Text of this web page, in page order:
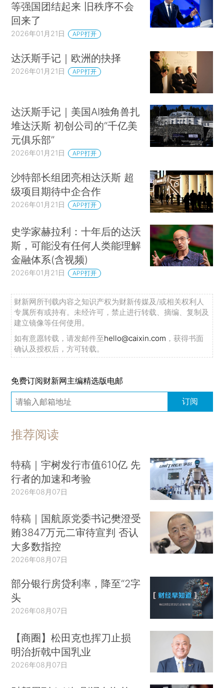
等强国团结起来 旧秩序不会
回来了
2026年01月21日 APP打开
达沃斯手记｜欧洲的抉择
2026年01月21日 APP打开
达沃斯手记｜美国AI独角兽扎
堆达沃斯 初创公司的“千亿美
元俱乐部”
2026年01月21日 APP打开
沙特部长组团亮相达沃斯 超
级项目期待中企合作
2026年01月21日 APP打开
史学家赫拉利：十年后的达沃
斯，可能没有任何人类能理解
金融体系(含视频)
2026年01月21日 APP打开
财新网所刊载内容之知识产权为财新传媒及/或相关权利人
专属所有或持有。未经许可，禁止进行转载、摘编、复制及
建立镜像等任何使用。
如有意愿转载，请发邮件至hello@caixin.com ，获得书面
确认及授权后，方可转载。
免费订阅财新网主编精选版电邮
订阅
推荐阅读
特稿｜宇树发行市值610亿 先
行者的加速和考验
2026年08月07日
特稿｜国航原党委书记樊澄受
贿3847万元二审待宣判 否认
大多数指控
2026年08月07日
部分银行房贷利率，降至“2字
头
2026年08月07日
【商圈】松田克也挥刀止损
明治折戟中国乳业
2026年08月07日